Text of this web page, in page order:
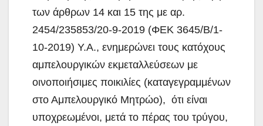
των άρθρων 14 και 15 της με αρ.
2454/235853/20-9-2019 (ΦΕΚ 3645/Β/1-
10-2019) Υ.Α., ενημερώνει τους κατόχους
αμπελουργικών εκμεταλλεύσεων με
οινοποιήσιμες ποικιλίες (καταγεγραμμένων
στο Αμπελουργικό Μητρώο), ότι είναι
υποχρεωμένοι, μετά το πέρας του τρύγου,